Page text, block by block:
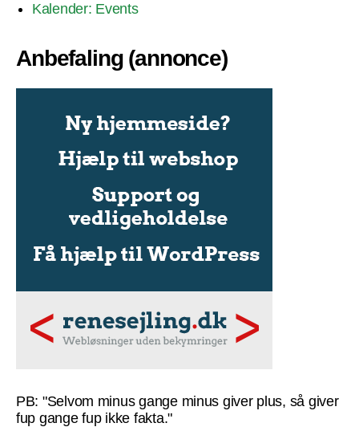
Kalender: Events
Anbefaling (annonce)
PB: "Selvom minus gange minus giver plus, så giver
fup gange fup ikke fakta."